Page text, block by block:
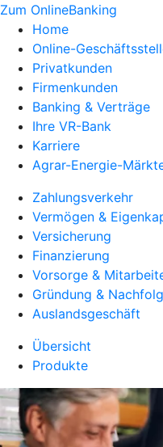
Zum OnlineBanking
Home
Online-
Privatkunden
Firmenkunden
Banking & Verträge
Ihre VR-Bank
Karriere
Agrar-Energie-
Zahlungsverkehr
Vermögen &
Versicherung
Finanzierung
Vorsorge &
Gründung &
Auslandsgeschäft
Übersicht
Produkte